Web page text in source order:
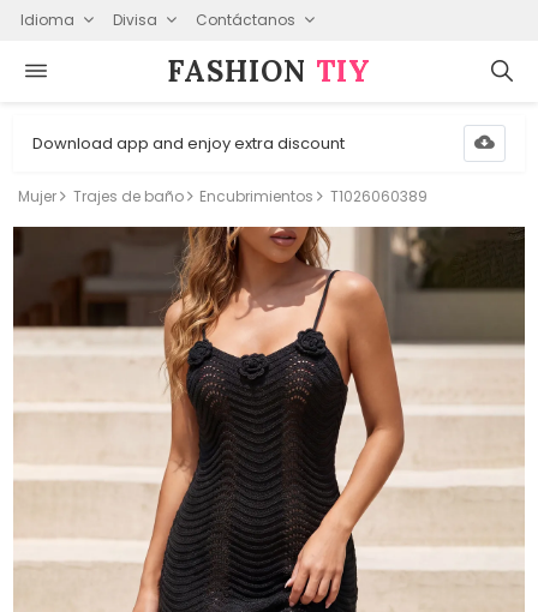
Idioma Divisa Contáctanos
FASHION⁠ TIY
Download app and enjoy extra discount
Mujer Trajes de baño Encubrimientos T1026060389